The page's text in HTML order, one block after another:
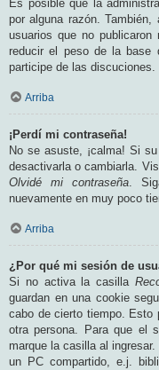
Es posible que la
por alguna razón. También,
usuarios que no publicaron
reducir el peso de la
participe de las discuciones.
Arriba
¡Perdí mi contraseña!
No se asuste, ¡calma! Si
desactivarla o cambiarla.
Olvidé mi contraseña.
nuevamente en muy poco
Arriba
¿Por qué mi sesión de
Si no activa la casilla
guardan en una cookie
cabo de cierto tiempo. Esto
otra persona. Para que el
marque la casilla al
un PC compartido, e.j.